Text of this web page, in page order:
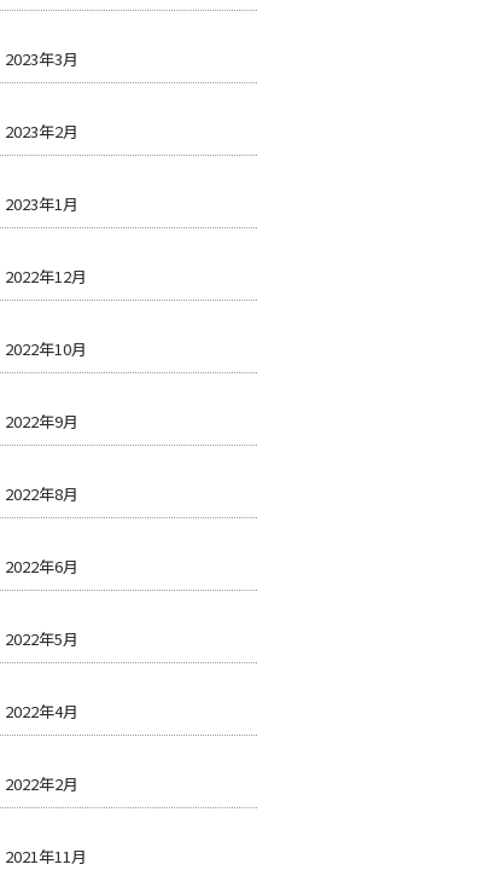
2023年3月
2023年2月
2023年1月
2022年12月
2022年10月
2022年9月
2022年8月
2022年6月
2022年5月
2022年4月
2022年2月
2021年11月